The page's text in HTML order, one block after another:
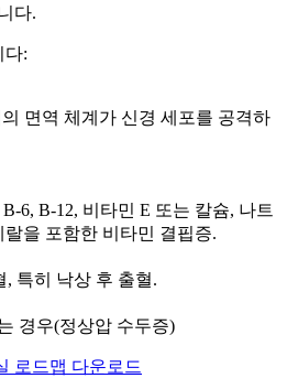
다.
다:
면역 체계가 신경 세포를 공격하
6, B-12, 비타민 E 또는 칼슘, 나트
을 포함한 비타민 결핍증.
, 특히 낙상 후 출혈.
경우(정상압 수두증)
로드맵 다운로드